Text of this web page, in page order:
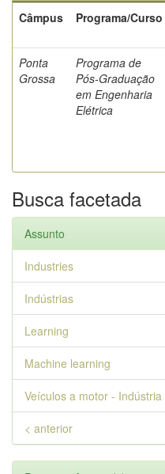
Câmpus
Programa/Curso
Ponta
Grossa
Programa de
Pós-Graduação
em Engenharia
Elétrica
Busca facetada
Assunto
Industries
Indústrias
Learning
Machine learning
Veículos a motor - Indústria
< anterior